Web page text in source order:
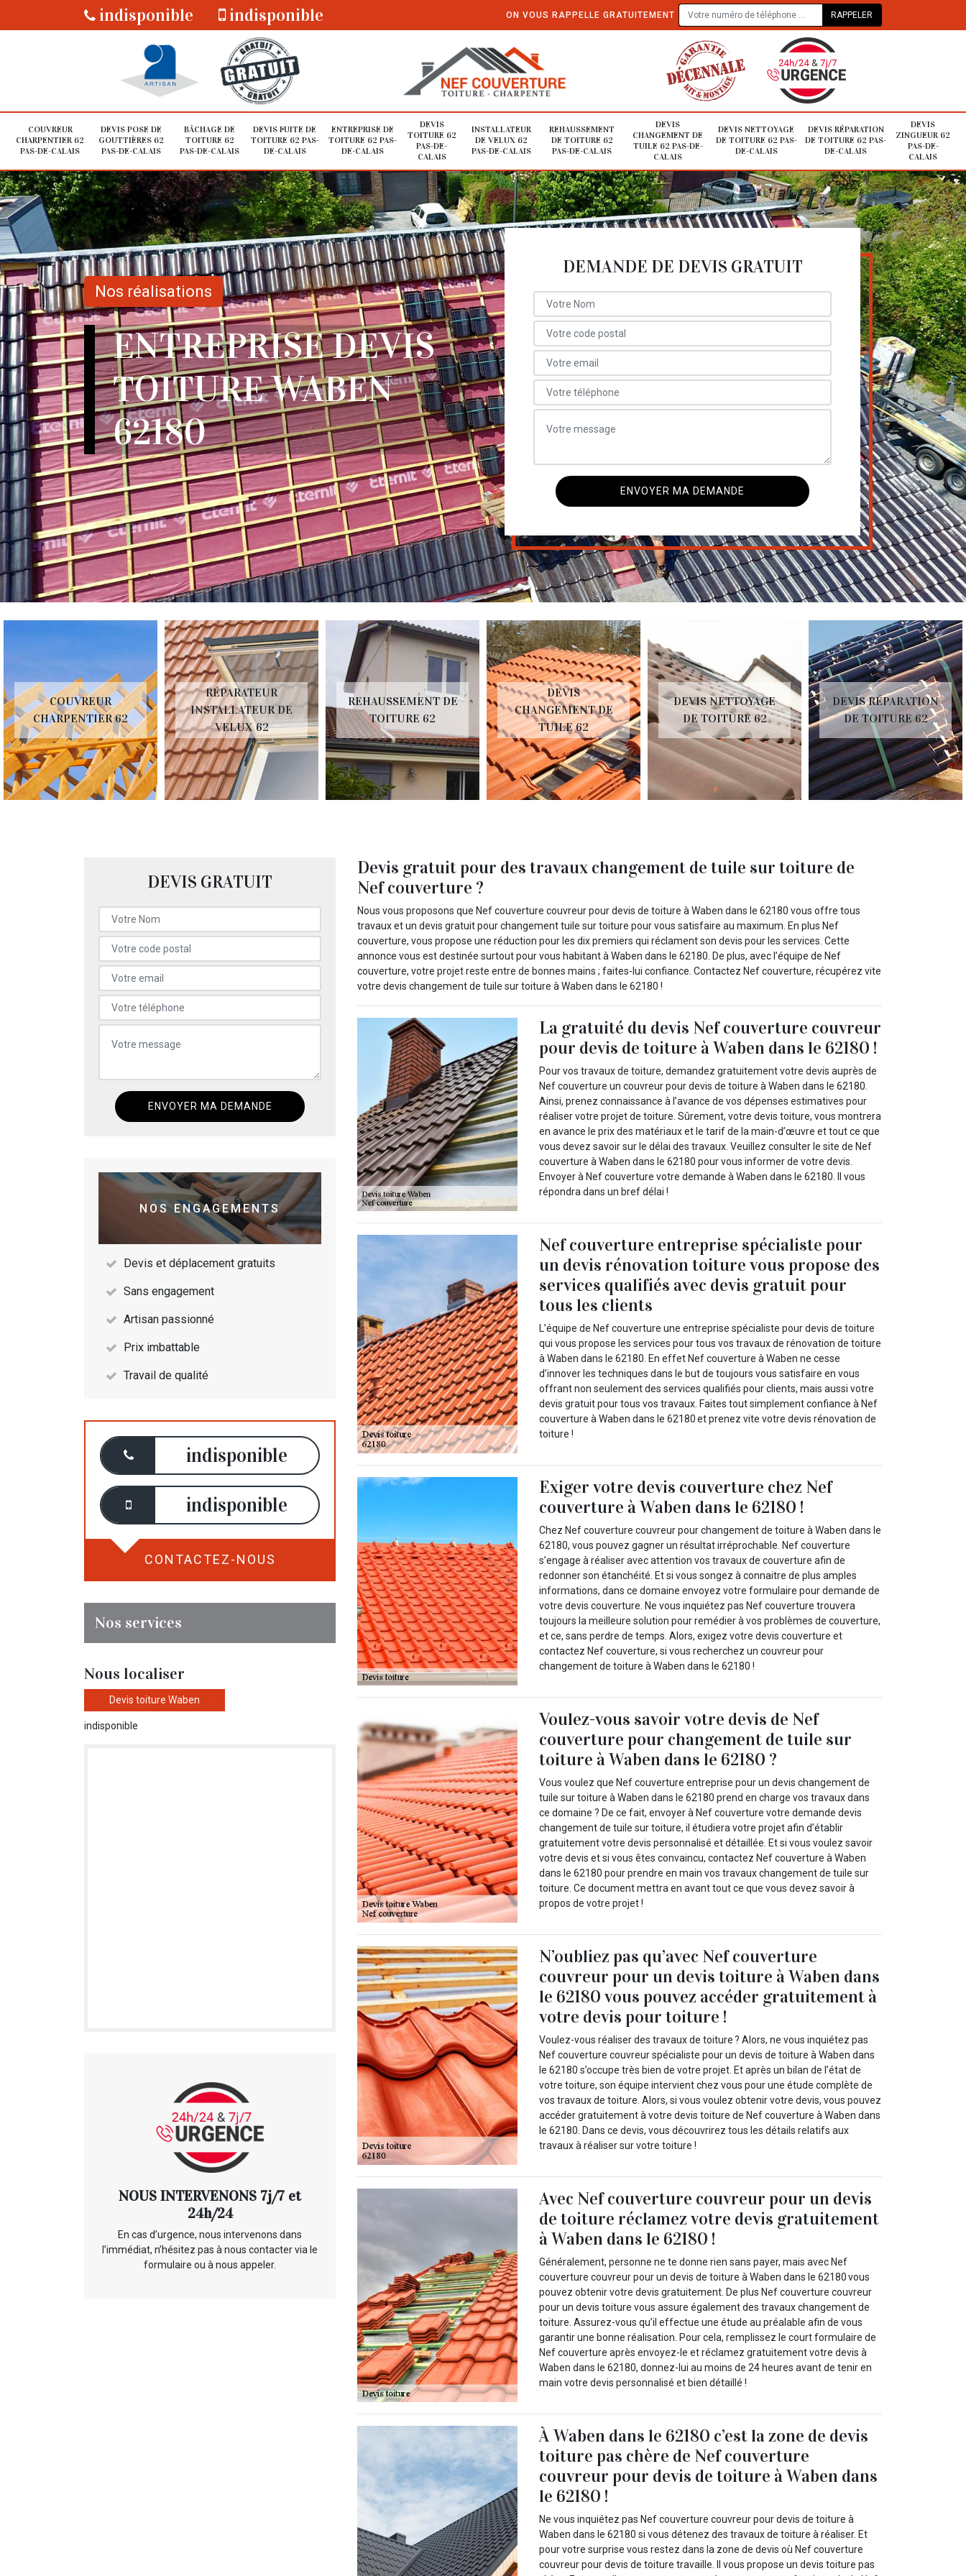
indisponible indisponible ON VOUS RAPPELLE GRATUITEMENT
COUVREUR
CHARPENTIER 62
PAS-DE-CALAIS
DEVIS POSE DE
GOUTTIÈRES 62
PAS-DE-CALAIS
BÂCHAGE DE
TOITURE 62
PAS-DE-CALAIS
DEVIS FUITE DE
TOITURE 62 PAS-
DE-CALAIS
ENTREPRISE DE
TOITURE 62 PAS-
DE-CALAIS
DEVIS
TOITURE 62
PAS-DE-
CALAIS
INSTALLATEUR
DE VELUX 62
PAS-DE-CALAIS
REHAUSSEMENT
DE TOITURE 62
PAS-DE-CALAIS
DEVIS
CHANGEMENT DE
TUILE 62 PAS-DE-
CALAIS
DEVIS NETTOYAGE
DE TOITURE 62 PAS-
DE-CALAIS
DEVIS RÉPARATION
DE TOITURE 62 PAS-
DE-CALAIS
DEVIS
ZINGUEUR 62
PAS-DE-
CALAIS
Nos réalisations
ENTREPRISE DEVIS
TOITURE WABEN
62180
DEMANDE DE DEVIS GRATUIT
COUVREUR
CHARPENTIER 62
RÉPARATEUR
INSTALLATEUR DE
VELUX 62
REHAUSSEMENT DE
TOITURE 62
DEVIS
CHANGEMENT DE
TUILE 62
DEVIS NETTOYAGE
DE TOITURE 62
DEVIS RÉPARATION
DE TOITURE 62
DEVIS GRATUIT
NOS ENGAGEMENTS
Devis et déplacement gratuits
Sans engagement
Artisan passionné
Prix imbattable
Travail de qualité
indisponible
indisponible
CONTACTEZ-NOUS
Nos services
Nous localiser
Devis toiture Waben
indisponible
NOUS INTERVENONS 7j/7 et
24h/24
En cas d’urgence, nous intervenons dans
l’immédiat, n’hésitez pas à nous contacter via le
formulaire ou à nous appeler.
Devis gratuit pour des travaux changement de tuile sur toiture de
Nef couverture ?
Nous vous proposons que Nef couverture couvreur pour devis de toiture à Waben dans le 62180 vous offre tous
travaux et un devis gratuit pour changement tuile sur toiture pour vous satisfaire au maximum. En plus Nef
couverture, vous propose une réduction pour les dix premiers qui réclament son devis pour les services. Cette
annonce vous est destinée surtout pour vous habitant à Waben dans le 62180. De plus, avec l’équipe de Nef
couverture, votre projet reste entre de bonnes mains ; faites-lui confiance. Contactez Nef couverture, récupérez vite
votre devis changement de tuile sur toiture à Waben dans le 62180 !
La gratuité du devis Nef couverture couvreur
pour devis de toiture à Waben dans le 62180 !
Pour vos travaux de toiture, demandez gratuitement votre devis auprès de
Nef couverture un couvreur pour devis de toiture à Waben dans le 62180.
Ainsi, prenez connaissance à l’avance de vos dépenses estimatives pour
réaliser votre projet de toiture. Sûrement, votre devis toiture, vous montrera
en avance le prix des matériaux et le tarif de la main-d’œuvre et tout ce que
vous devez savoir sur le délai des travaux. Veuillez consulter le site de Nef
couverture à Waben dans le 62180 pour vous informer de votre devis.
Envoyer à Nef couverture votre demande à Waben dans le 62180. Il vous
répondra dans un bref délai !
Nef couverture entreprise spécialiste pour
un devis rénovation toiture vous propose des
services qualifiés avec devis gratuit pour
tous les clients
L’équipe de Nef couverture une entreprise spécialiste pour devis de toiture
qui vous propose les services pour tous vos travaux de rénovation de toiture
à Waben dans le 62180. En effet Nef couverture à Waben ne cesse
d’innover les techniques dans le but de toujours vous satisfaire en vous
offrant non seulement des services qualifiés pour clients, mais aussi votre
devis gratuit pour tous vos travaux. Faites tout simplement confiance à Nef
couverture à Waben dans le 62180 et prenez vite votre devis rénovation de
toiture !
Exiger votre devis couverture chez Nef
couverture à Waben dans le 62180 !
Chez Nef couverture couvreur pour changement de toiture à Waben dans le
62180, vous pouvez gagner un résultat irréprochable. Nef couverture
s’engage à réaliser avec attention vos travaux de couverture afin de
redonner son étanchéité. Et si vous songez à connaitre de plus amples
informations, dans ce domaine envoyez votre formulaire pour demande de
votre devis couverture. Ne vous inquiétez pas Nef couverture trouvera
toujours la meilleure solution pour remédier à vos problèmes de couverture,
et ce, sans perdre de temps. Alors, exigez votre devis couverture et
contactez Nef couverture, si vous recherchez un couvreur pour
changement de toiture à Waben dans le 62180 !
Voulez-vous savoir votre devis de Nef
couverture pour changement de tuile sur
toiture à Waben dans le 62180 ?
Vous voulez que Nef couverture entreprise pour un devis changement de
tuile sur toiture à Waben dans le 62180 prend en charge vos travaux dans
ce domaine ? De ce fait, envoyer à Nef couverture votre demande devis
changement de tuile sur toiture, il étudiera votre projet afin d’établir
gratuitement votre devis personnalisé et détaillée. Et si vous voulez savoir
votre devis et si vous êtes convaincu, contactez Nef couverture à Waben
dans le 62180 pour prendre en main vos travaux changement de tuile sur
toiture. Ce document mettra en avant tout ce que vous devez savoir à
propos de votre projet !
N’oubliez pas qu’avec Nef couverture
couvreur pour un devis toiture à Waben dans
le 62180 vous pouvez accéder gratuitement à
votre devis pour toiture !
Voulez-vous réaliser des travaux de toiture ? Alors, ne vous inquiétez pas
Nef couverture couvreur spécialiste pour un devis de toiture à Waben dans
le 62180 s’occupe très bien de votre projet. Et après un bilan de l’état de
votre toiture, son équipe intervient chez vous pour une étude complète de
vos travaux de toiture. Alors, si vous voulez obtenir votre devis, vous pouvez
accéder gratuitement à votre devis toiture de Nef couverture à Waben dans
le 62180. Dans ce devis, vous découvrirez tous les détails relatifs aux
travaux à réaliser sur votre toiture !
Avec Nef couverture couvreur pour un devis
de toiture réclamez votre devis gratuitement
à Waben dans le 62180 !
Généralement, personne ne te donne rien sans payer, mais avec Nef
couverture couvreur pour un devis de toiture à Waben dans le 62180 vous
pouvez obtenir votre devis gratuitement. De plus Nef couverture couvreur
pour un devis toiture vous assure également des travaux changement de
toiture. Assurez-vous qu’il effectue une étude au préalable afin de vous
garantir une bonne réalisation. Pour cela, remplissez le court formulaire de
Nef couverture après envoyez-le et réclamez gratuitement votre devis à
Waben dans le 62180, donnez-lui au moins de 24 heures avant de tenir en
main votre devis personnalisé et bien détaillé !
À Waben dans le 62180 c’est la zone de devis
toiture pas chère de Nef couverture
couvreur pour devis de toiture à Waben dans
le 62180 !
Ne vous inquiétez pas Nef couverture couvreur pour devis de toiture à
Waben dans le 62180 si vous détenez des travaux de toiture à réaliser. Et
pour votre surprise vous restez dans la zone de devis où Nef couverture
couvreur pour devis de toiture travaille. Il vous propose un devis toiture pas